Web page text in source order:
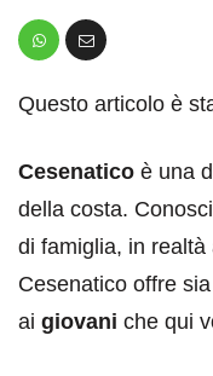
Questo articolo è
Cesenatico è una
della costa.
di famiglia, in realtà
Cesenatico offre
ai giovani che qui